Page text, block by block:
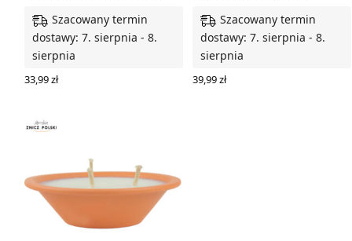
Szacowany termin
dostawy: 7. sierpnia - 8.
sierpnia
33,99zł
Szacowany termin
dostawy: 7. sierpnia - 8.
sierpnia
39,99zł